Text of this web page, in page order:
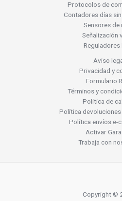
Protocolos de
Contadores días
Sensores de
Señalización
Reguladores
Aviso
Privacidad y
Formulario
Términos y
Política de
Política
Política envíos e-
Activar
Trabaja con
Copyright ©